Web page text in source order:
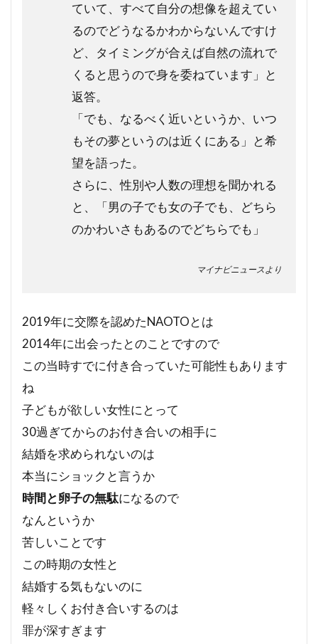
ていて、すべて自分の想像を超えてい
るのでどうなるかわからないんですけ
ど、タイミングが合えば自然の流れで
くると思うので身を委ねています」と
返答。
「でも、なるべく近いというか、いつ
もその夢というのは近くにある」と希
望を語った。
さらに、性別や人数の理想を聞かれる
と、「男の子でも女の子でも、どちら
のかわいさもあるのでどちらでも」
マイナビニュースより
2019年に交際を認めたNAOTOとは
2014年に出会ったとのことですので
この当時すでに付き合っていた可能性もあります
ね
子どもが欲しい女性にとって
30過ぎてからのお付き合いの相手に
結婚を求められないのは
本当にショックと言うか
時間と卵子の無駄になるので
なんというか
苦しいことです
この時期の女性と
結婚する気もないのに
軽々しくお付き合いするのは
罪が深すぎます